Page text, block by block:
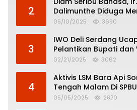
2
Dalimunthe Diduga
Pertanggungjawaban
05/10/2025 3690
3
IWO Deli Serdang
Pelantikan Bupati dan
Serdang
02/21/2025 3062
4
Aktivis LSM Bara Api
Tengah Malam Di
Tinggi
05/05/2025 2870